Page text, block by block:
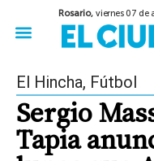
Rosario,viernes 07 de
El Hincha, Fútbol
Sergio
Tapia